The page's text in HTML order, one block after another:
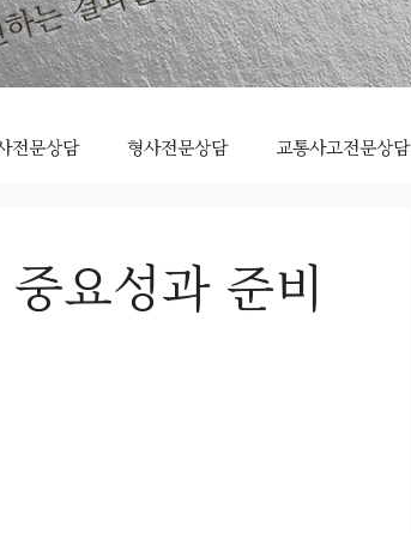
전문상담 형사전문상담 교통사고전문상담
요성과 준비